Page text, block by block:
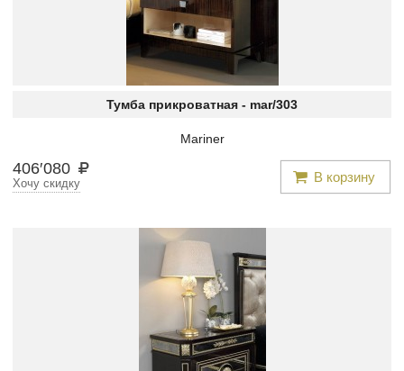
Тумба прикроватная - mar/303
Mariner
406′080 В корзину
Хочу скидку